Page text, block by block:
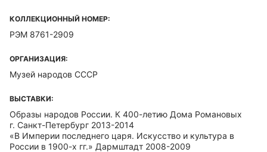
КОЛЛЕКЦИОННЫЙ НОМЕР:
РЭМ 8761-2909
ОРГАНИЗАЦИЯ:
Музей народов СССР
ВЫСТАВКИ:
Образы народов России. К 400-летию Дома Романовых
г. Санкт-Петербург 2013-2014
«В Империи последнего царя. Искусство и культура в
России в 1900-х гг.» Дармштадт 2008-2009